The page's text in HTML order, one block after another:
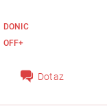
DONIC
OFF+
Dotaz